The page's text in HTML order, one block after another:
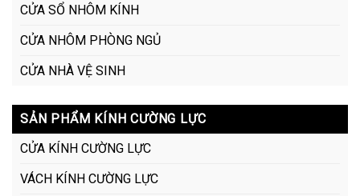
CỬA SỔ NHÔM KÍNH
CỬA NHÔM PHÒNG NGỦ
CỬA NHÀ VỆ SINH
SẢN PHẨM KÍNH CƯỜNG LỰC
CỬA KÍNH CƯỜNG LỰC
VÁCH KÍNH CƯỜNG LỰC